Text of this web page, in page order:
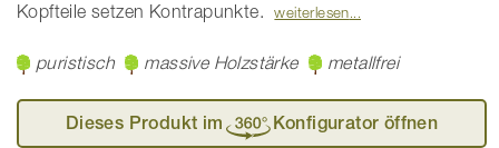
Kopfteile setzen Kontrapunkte.
weiterlesen
puristisch massive Holzstärke metallfrei
Dieses Produkt im Konfigurator öffnen